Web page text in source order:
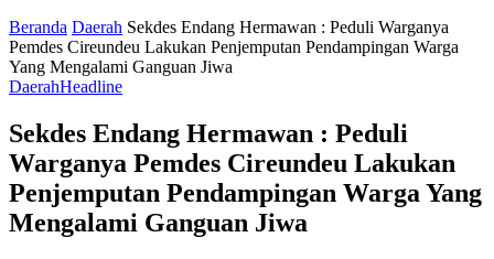
Beranda Daerah Sekdes Endang Hermawan : Peduli Warganya
Pemdes Cireundeu Lakukan Penjemputan Pendampingan Warga
Yang Mengalami Ganguan Jiwa
DaerahHeadline
Sekdes Endang Hermawan : Peduli
Warganya Pemdes Cireundeu Lakukan
Penjemputan Pendampingan Warga Yang
Mengalami Ganguan Jiwa